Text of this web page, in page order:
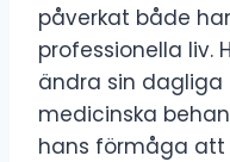
påverkat både
professionella liv.
ändra sin
medicinska
hans förmåga att